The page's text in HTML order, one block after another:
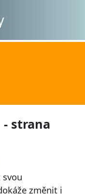
strana
změnit i